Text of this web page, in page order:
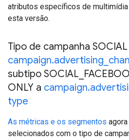
atributos específicos de
esta versão.
Tipo de campanha
campaign.advertising
subtipo SOCIAL
ONLY a campaign.
type
As métricas e os segmentos
selecionados com o tipo de